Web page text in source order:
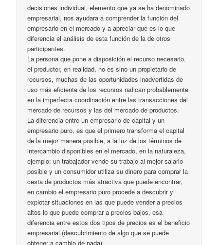
decisiones individual, elemento que ya se ha denominado
empresarial, nos ayudara a comprender la función del
empresario en el mercado y a apreciar que es lo que
diferencia el análisis de esta función de la de otros
participantes.
La persona que pone a disposición el recurso necesario,
el productor, en realidad, no es sino un propietario de
recursos, muchas de las oportunidades inadvertidas de
uso más eficiente de los recursos radican probablemente
en la imperfecta coordinación entre las transacciones del
mercado de recursos y las del mercado de productos.
La diferencia entre un empresario de capital y un
empresario puro, es que el primero transforma el capital
de la mejor manera posible, a la luz de los términos de
intercambio disponibles en el mercado, en la naturaleza,
ejemplo: un trabajador vende su trabajo al mejor salario
posible y un consumidor utiliza su dinero para comprar la
cesta de productos más atractiva que puede encontrar,
en cambio el empresario puro procede a descubrir y
explotar situaciones en las que puede vender a precios
altos lo que puede comprar a precios bajos, esa
diferencia entre estos dos tipos de precios es el beneficio
empresarial (descubrimiento de algo que se puede
obtener a cambio de nada)